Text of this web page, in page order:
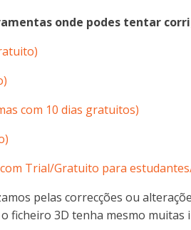
onde podes tentar
)
com 10 dias gratuitos)
Trial/Gratuito para
pelas correcções ou
ficheiro 3D tenha mesmo